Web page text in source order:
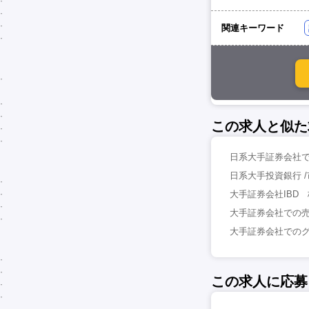
関連キーワード
この求人と似
日系大手証券会社
日系大手投資銀行
大手証券会社IBD
大手証券会社での
大手証券会社での
この求人に応